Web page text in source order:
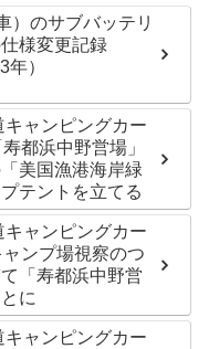
）のサブバッテリ
様変更記録
年）
キャンピングカー
都浜中野営場」
美国漁港海岸緑
テントを立てる
キャンピングカー
ンプ場視察のつ
「寿都浜中野営
に
キャンピングカー